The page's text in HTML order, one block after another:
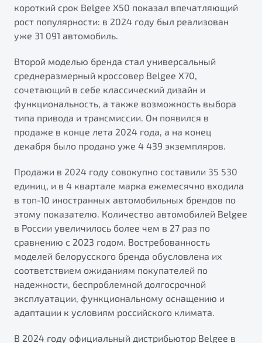
Универсальный кроссовер
от 2 499 990 ₽*
Обзор В наличии
Клиентская поддержка
короткий срок Belgee X50 показал впечатляющий
рост популярности: в 2024 году был реализован
уже 31 091 автомобиль.
Второй моделью бренда стал универсальный
среднеразмерный кроссовер Belgee X70,
сочетающий в себе классический дизайн и
функциональность, а также возможность выбора
типа привода и трансмиссии. Он появился в
продаже в конце лета 2024 года, а на конец
декабря было продано уже 4 439 экземпляров.
Продажи в 2024 году совокупно составили 35 530
единиц, и в 4 квартале марка ежемесячно входила
в топ-10 иностранных автомобильных брендов по
этому показателю. Количество автомобилей Belgee
в России увеличилось более чем в 27 раз по
сравнению с 2023 годом. Востребованность
моделей белорусского бренда обусловлена их
соответствием ожиданиям покупателей по
надежности, беспроблемной долгосрочной
эксплуатации, функциональному оснащению и
адаптации к условиям российского климата.
В 2024 году официальный дистрибьютор Belgee в